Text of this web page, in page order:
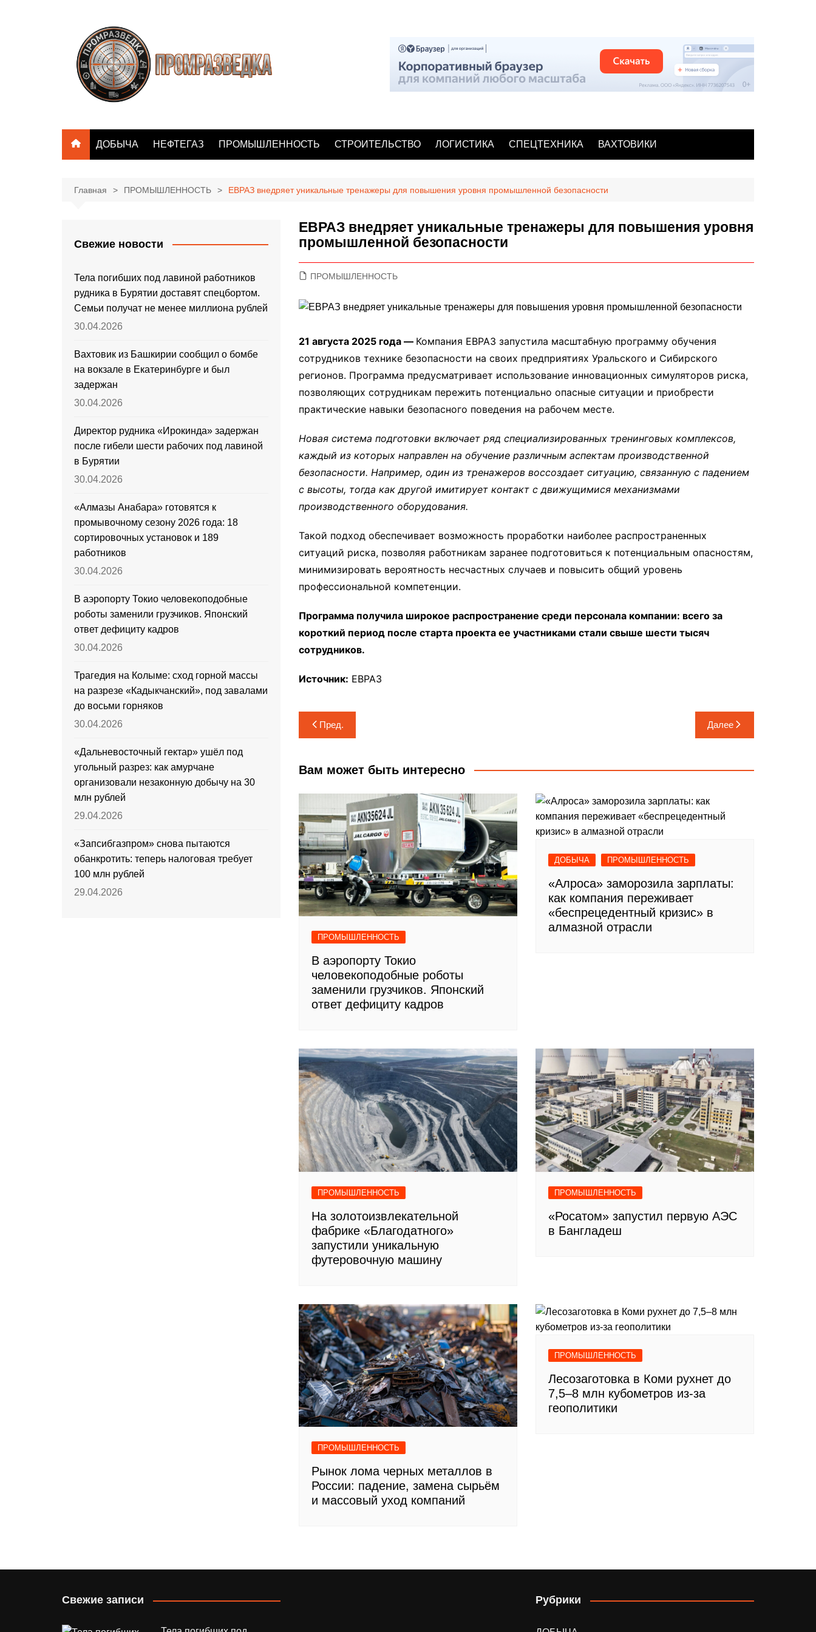
ДОБЫЧА НЕФТЕГАЗ ПРОМЫШЛЕННОСТЬ СТРОИТЕЛЬСТВО ЛОГИСТИКА СПЕЦТЕХНИКА ВАХТОВИКИ
Главная ПРОМЫШЛЕННОСТЬ ЕВРАЗ внедряет уникальные тренажеры для повышения уровня промышленной безопасности
ЕВРАЗ внедряет уникальные тренажеры для повышения уровня
промышленной безопасности
ПРОМЫШЛЕННОСТЬ
21 августа 2025 года — Компания ЕВРАЗ запустила масштабную программу обучения
сотрудников технике безопасности на своих предприятиях Уральского и Сибирского
регионов. Программа предусматривает использование инновационных симуляторов риска,
позволяющих сотрудникам пережить потенциально опасные ситуации и приобрести
практические навыки безопасного поведения на рабочем месте.
Новая система подготовки включает ряд специализированных тренинговых комплексов,
каждый из которых направлен на обучение различным аспектам производственной
безопасности. Например, один из тренажеров воссоздает ситуацию, связанную с падением
с высоты, тогда как другой имитирует контакт с движущимися механизмами
производственного оборудования.
Такой подход обеспечивает возможность проработки наиболее распространенных
ситуаций риска, позволяя работникам заранее подготовиться к потенциальным опасностям,
минимизировать вероятность несчастных случаев и повысить общий уровень
профессиональной компетенции.
Программа получила широкое распространение среди персонала компании: всего за
короткий период после старта проекта ее участниками стали свыше шести тысяч
сотрудников.
Источник: ЕВРАЗ
Навигация
по
записям
Пред. Далее
Вам может быть интересно
ПРОМЫШЛЕННОСТЬ
В аэропорту Токио
человекоподобные роботы
заменили грузчиков. Японский
ответ дефициту кадров
ДОБЫЧА ПРОМЫШЛЕННОСТЬ
«Алроса» заморозила зарплаты:
как компания переживает
«беспрецедентный кризис» в
алмазной отрасли
ПРОМЫШЛЕННОСТЬ
На золотоизвлекательной
фабрике «Благодатного»
запустили уникальную
футеровочную машину
ПРОМЫШЛЕННОСТЬ
«Росатом» запустил первую АЭС
в Бангладеш
ПРОМЫШЛЕННОСТЬ
Рынок лома черных металлов в
России: падение, замена сырьём
и массовый уход компаний
ПРОМЫШЛЕННОСТЬ
Лесозаготовка в Коми рухнет до
7,5–8 млн кубометров из-за
геополитики
Свежие новости
Тела погибших под лавиной работников
рудника в Бурятии доставят спецбортом.
Семьи получат не менее миллиона рублей
30.04.2026
Вахтовик из Башкирии сообщил о бомбе
на вокзале в Екатеринбурге и был
задержан
30.04.2026
Директор рудника «Ирокинда» задержан
после гибели шести рабочих под лавиной
в Бурятии
30.04.2026
«Алмазы Анабара» готовятся к
промывочному сезону 2026 года: 18
сортировочных установок и 189
работников
30.04.2026
В аэропорту Токио человекоподобные
роботы заменили грузчиков. Японский
ответ дефициту кадров
30.04.2026
Трагедия на Колыме: сход горной массы
на разрезе «Кадыкчанский», под завалами
до восьми горняков
30.04.2026
«Дальневосточный гектар» ушёл под
угольный разрез: как амурчане
организовали незаконную добычу на 30
млн рублей
29.04.2026
«Запсибгазпром» снова пытаются
обанкротить: теперь налоговая требует
100 млн рублей
29.04.2026
Свежие записи Рубрики